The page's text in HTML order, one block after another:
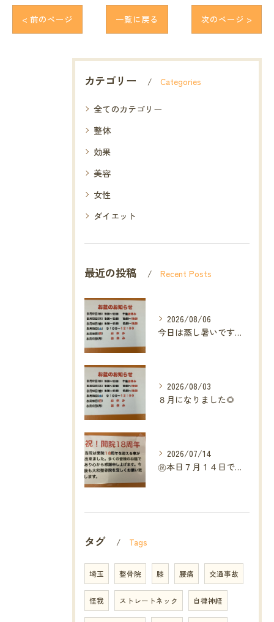
< 前のページ 一覧に戻る 次のページ >
カテゴリー Categories
全てのカテゴリー
整体
効果
美容
女性
ダイエット
最近の投稿 Recent Posts
2026/08/06
今日は蒸し暑いですね🥵ありがたい事に今年の草加市は
2026/08/03
８月になりました🌻
2026/07/14
㊗️本日７月１４日で当院は開院１８周年となりました🎉
タグ Tags
埼玉 整骨院 膝 腰痛 交通事故
怪我 ストレートネック 自律神経